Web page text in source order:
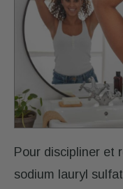
Pour discipliner et
sodium lauryl